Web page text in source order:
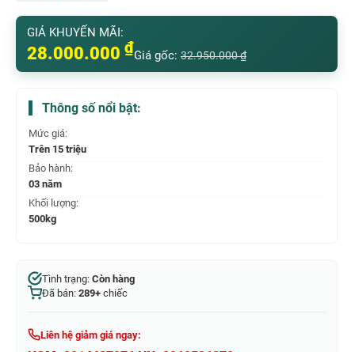
GIÁ KHUYẾN MÃI:
28.000.000 ₫Giá gốc: 32.950.000₫
Thông số nổi bật:
Mức giá:
Trên 15 triệu
Bảo hành:
03 năm
Khối lượng:
500kg
Tình trạng: Còn hàng
Đã bán: 289+ chiếc
Liên hệ giảm giá ngay: